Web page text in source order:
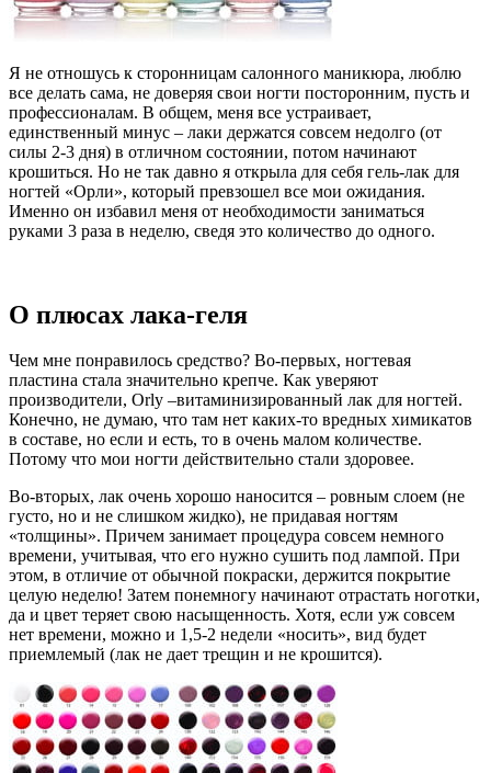
Я не отношусь к сторонницам салонного маникюра, люблю
все делать сама, не доверяя свои ногти посторонним, пусть и
профессионалам. В общем, меня все устраивает,
единственный минус – лаки держатся совсем недолго (от
силы 2-3 дня) в отличном состоянии, потом начинают
крошиться. Но не так давно я открыла для себя гель-лак для
ногтей «Орли», который превзошел все мои ожидания.
Именно он избавил меня от необходимости заниматься
руками 3 раза в неделю, сведя это количество до одного.
О плюсах лака-геля
Чем мне понравилось средство? Во-первых, ногтевая
пластина стала значительно крепче. Как уверяют
производители, Orly –витаминизированный лак для ногтей.
Конечно, не думаю, что там нет каких-то вредных химикатов
в составе, но если и есть, то в очень малом количестве.
Потому что мои ногти действительно стали здоровее.
Во-вторых, лак очень хорошо наносится – ровным слоем (не
густо, но и не слишком жидко), не придавая ногтям
«толщины». Причем занимает процедура совсем немного
времени, учитывая, что его нужно сушить под лампой. При
этом, в отличие от обычной покраски, держится покрытие
целую неделю! Затем понемногу начинают отрастать ноготки,
да и цвет теряет свою насыщенность. Хотя, если уж совсем
нет времени, можно и 1,5-2 недели «носить», вид будет
приемлемый (лак не дает трещин и не крошится).